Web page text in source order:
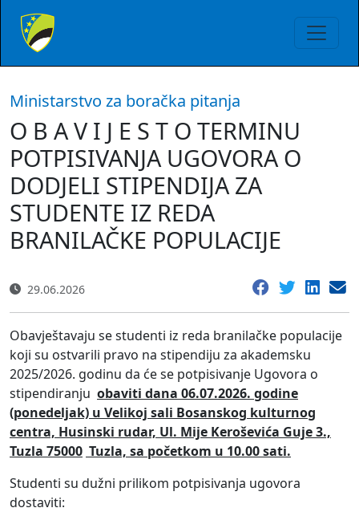
Ministarstvo za boračka pitanja
O B A V I J E S T O TERMINU
POTPISIVANJA UGOVORA O
DODJELI STIPENDIJA ZA
STUDENTE IZ REDA
BRANILAČKE POPULACIJE
29.06.2026
Obavještavaju se studenti iz reda branilačke populacije
koji su ostvarili pravo na stipendiju za akademsku
2025/2026. godinu da će se potpisivanje Ugovora o
stipendiranju obaviti dana 06.07.2026. godine
(ponedeljak) u Velikoj sali Bosanskog kulturnog
centra, Husinski rudar, Ul. Mije Keroševića Guje 3.,
Tuzla 75000 Tuzla, sa početkom u 10.00 sati.
Studenti su dužni prilikom potpisivanja ugovora
dostaviti: